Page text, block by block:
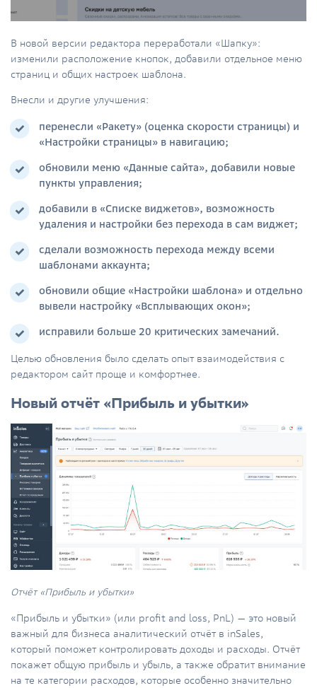
В новой версии редактора переработали «Шапку»:
изменили расположение кнопок, добавили отдельное меню
страниц и общих настроек шаблона.
Внесли и другие улучшения:
перенесли «Ракету» (оценка скорости страницы) и
«Настройки страницы» в навигацию;
обновили меню «Данные сайта», добавили новые
пункты управления;
добавили в «Списке виджетов», возможность
удаления и настройки без перехода в сам виджет;
сделали возможность перехода между всеми
шаблонами аккаунта;
обновили общие «Настройки шаблона» и отдельно
вывели настройку «Всплывающих окон»;
исправили больше 20 критических замечаний.
Целью обновления было сделать опыт взаимодействия с
редактором сайт проще и комфортнее.
Новый отчёт «Прибыль и убытки»
Отчёт «Прибыль и убытки»
«Прибыль и убытки» (или profit and loss, PnL) — это новый
важный для бизнеса аналитический отчёт в inSales,
который поможет контролировать доходы и расходы. Отчёт
покажет общую прибыль и убыль, а также обратит внимание
на те категории расходов, которые особенно значительно